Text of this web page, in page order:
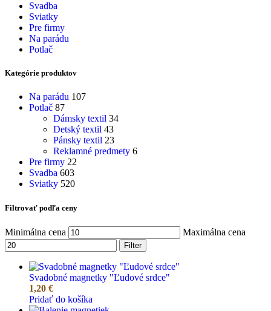
Svadba
Sviatky
Pre firmy
Na parádu
Potlač
Kategórie produktov
Na parádu 107
Potlač 87
Dámsky textil 34
Detský textil 43
Pánsky textil 23
Reklamné predmety 6
Pre firmy 22
Svadba 603
Sviatky 520
Filtrovať podľa ceny
Minimálna cena Maximálna cena
Filter
Svadobné magnetky "Ľudové srdce"
1,20 €
Pridať do košíka